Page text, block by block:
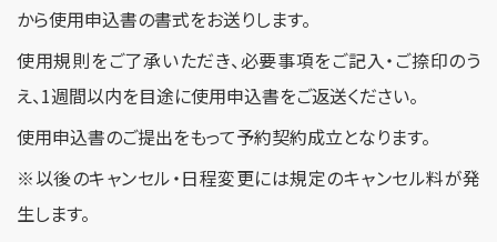
から使用申込書の書式をお送りします。
使用規則をご了承いただき、必要事項をご記入・ご捺印のう
え、1週間以内を目途に使用申込書をご返送ください。
使用申込書のご提出をもって予約契約成立となります。
※以後のキャンセル・日程変更には規定のキャンセル料が発
生します。